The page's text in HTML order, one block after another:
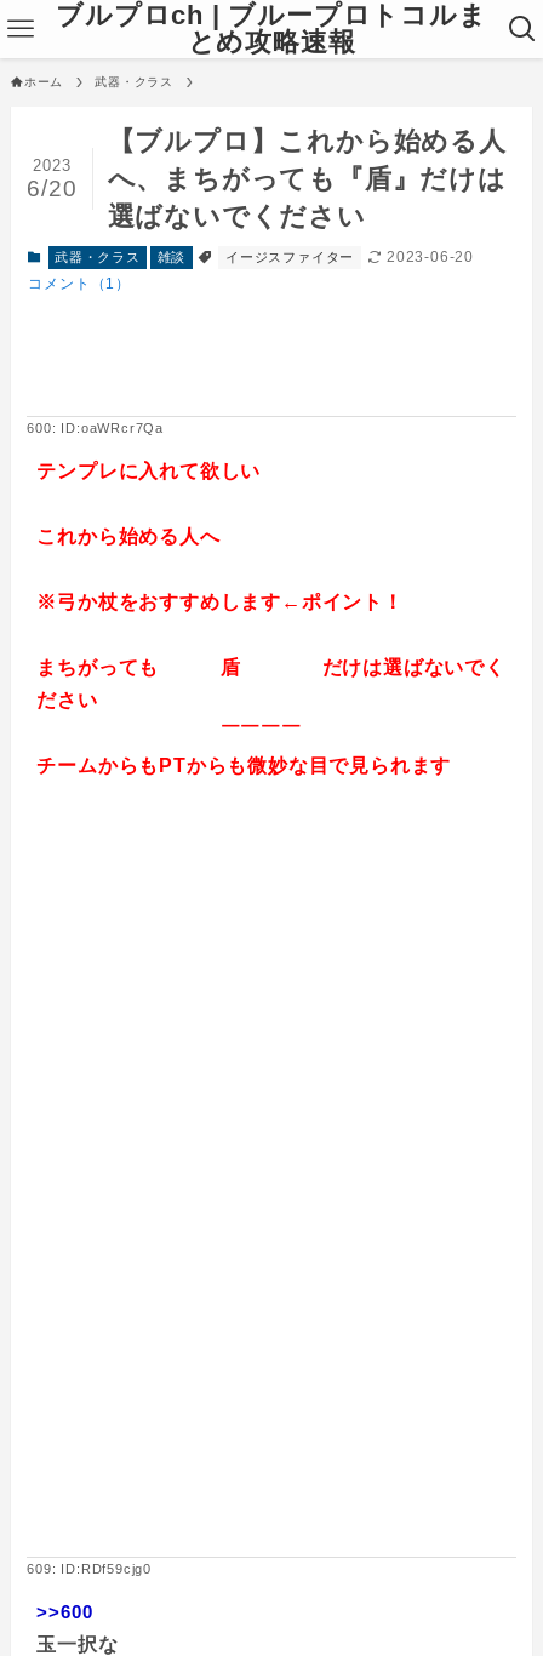
ブルプロch | ブループロトコルま
とめ攻略速報
ホーム 武器・クラス
【ブルプロ】これから始める人
へ、まちがっても『盾』だけは
選ばないでください
2023
6/20
武器・クラス 雑談 イージスファイター
2023-06-20
コメント（1）
600: ID:oaWRcr7Qa
テンプレに入れて欲しい
これから始める人へ
※弓か杖をおすすめします←ポイント！
まちがっても 盾 だけは選ばないでく
ださい
￣￣￣￣
チームからもPTからも微妙な目で見られます
609: ID:RDf59cjg0
>>600
玉一択な